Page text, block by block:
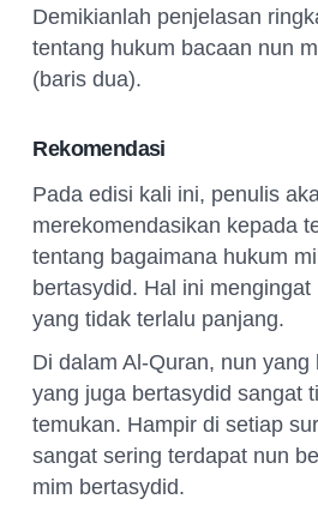
Demikianlah penjelasan
tentang hukum bacaan nun
(baris dua).
Rekomendasi
Pada edisi kali ini, penulis
merekomendasikan kepada
tentang bagaimana hukum
bertasydid. Hal ini mengingat
yang tidak terlalu panjang.
Di dalam Al-Quran, nun
yang juga bertasydid sangat
temukan. Hampir di setiap
sangat sering terdapat nun
mim bertasydid.